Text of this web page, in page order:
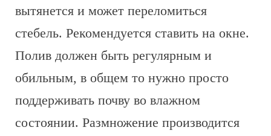
вытянется и может переломиться
стебель. Рекомендуется ставить на окне.
Полив должен быть регулярным и
обильным, в общем то нужно просто
поддерживать почву во влажном
состоянии. Размножение производится